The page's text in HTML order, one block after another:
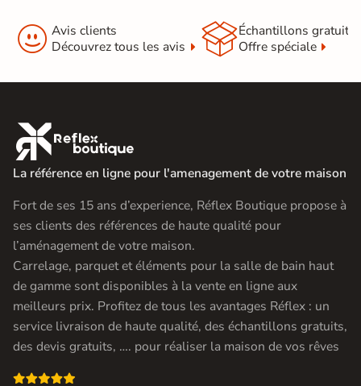
 Avis clients
Découvrez tous les avis
Échantillons gratuit
Offre spéciale

La référence en ligne pour l'amenagement de votre maison
Fort de ses 15 ans d’experience, Réflex Boutique propose à
ses clients des références de haute qualité pour
l’aménagement de votre maison.
Carrelage, parquet et éléments pour la salle de bain haut
de gamme sont disponibles à la vente en ligne aux
meilleurs prix. Profitez de tous les avantages Réflex : un
service livraison de haute qualité, des échantillons gratuits,
des devis gratuits, …. pour réaliser la maison de vos rêves
